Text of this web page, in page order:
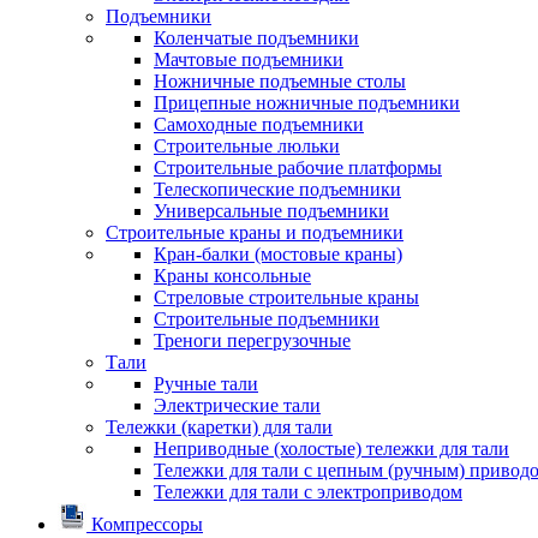
Подъемники
Коленчатые подъемники
Мачтовые подъемники
Ножничные подъемные столы
Прицепные ножничные подъемники
Самоходные подъемники
Строительные люльки
Строительные рабочие платформы
Телескопические подъемники
Универсальные подъемники
Строительные краны и подъемники
Кран-балки (мостовые краны)
Краны консольные
Стреловые строительные краны
Строительные подъемники
Треноги перегрузочные
Тали
Ручные тали
Электрические тали
Тележки (каретки) для тали
Неприводные (холостые) тележки для тали
Тележки для тали с цепным (ручным)
Тележки для тали с электроприводом
Компрессоры